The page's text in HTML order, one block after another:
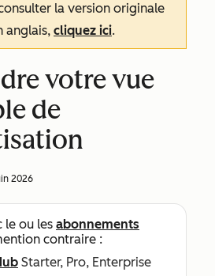
la version originale
anglais, cliquez ici.
votre vue
de
2026
le ou les abonnements
contraire :
Starter, Pro, Enterprise